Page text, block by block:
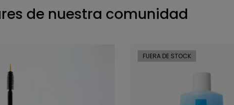
de nuestra comunidad
FUERA DE STOCK